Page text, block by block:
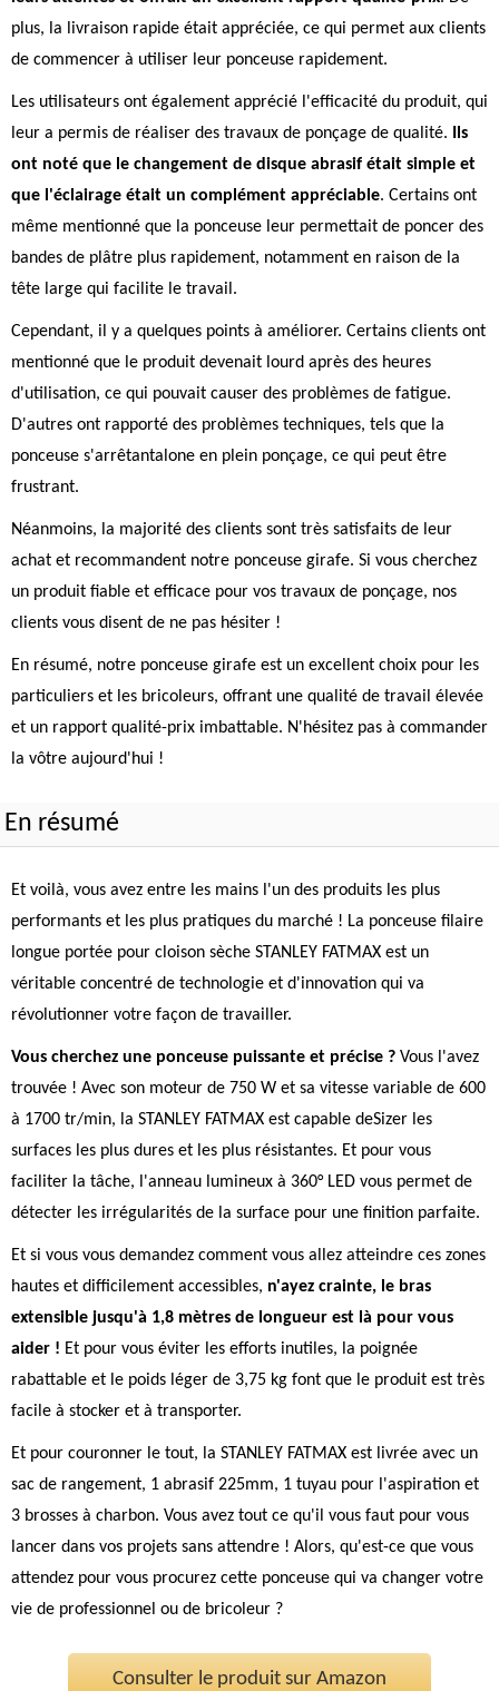
plus, la livraison rapide était appréciée, ce qui permet aux clients
de commencer à utiliser leur ponceuse rapidement.
Les utilisateurs ont également apprécié l'efficacité du produit, qui
leur a permis de réaliser des travaux de ponçage de qualité.
Ils
ont noté que le changement de disque abrasif était simple et
que l'éclairage était un complément appréciable. Certains ont
même mentionné que la ponceuse leur permettait de poncer des
bandes de plâtre plus rapidement, notamment en raison de la
tête large qui facilite le travail.
Cependant, il y a quelques points à améliorer. Certains clients ont
mentionné que le produit devenait lourd après des heures
d'utilisation, ce qui pouvait causer des problèmes de fatigue.
D'autres ont rapporté des problèmes techniques, tels que la
ponceuse s'arrêtantalone en plein ponçage, ce qui peut être
frustrant.
Néanmoins, la majorité des clients sont très satisfaits de leur
achat et recommandent notre ponceuse girafe. Si vous cherchez
un produit fiable et efficace pour vos travaux de ponçage, nos
clients vous disent de ne pas hésiter !
En résumé, notre ponceuse girafe est un excellent choix pour les
particuliers et les bricoleurs, offrant une qualité de travail élevée
et un rapport qualité-prix imbattable. N'hésitez pas à commander
la vôtre aujourd'hui !
En résumé
Et voilà, vous avez entre les mains l'un des produits les plus
performants et les plus pratiques du marché ! La ponceuse filaire
longue portée pour cloison sèche STANLEY FATMAX est un
véritable concentré de technologie et d'innovation qui va
révolutionner votre façon de travailler.
Vous cherchez une ponceuse puissante et précise ? Vous l'avez
trouvée ! Avec son moteur de 750 W et sa vitesse variable de 600
à 1700 tr/min, la STANLEY FATMAX est capable deSizer les
surfaces les plus dures et les plus résistantes. Et pour vous
faciliter la tâche, l'anneau lumineux à 360° LED vous permet de
détecter les irrégularités de la surface pour une finition parfaite.
Et si vous vous demandez comment vous allez atteindre ces zones
hautes et difficilement accessibles, n'ayez crainte, le bras
extensible jusqu'à 1,8 mètres de longueur est là pour vous
aider ! Et pour vous éviter les efforts inutiles, la poignée
rabattable et le poids léger de 3,75 kg font que le produit est très
facile à stocker et à transporter.
Et pour couronner le tout, la STANLEY FATMAX est livrée avec un
sac de rangement, 1 abrasif 225mm, 1 tuyau pour l'aspiration et
3 brosses à charbon. Vous avez tout ce qu'il vous faut pour vous
lancer dans vos projets sans attendre ! Alors, qu'est-ce que vous
attendez pour vous procurez cette ponceuse qui va changer votre
vie de professionnel ou de bricoleur ?
Consulter le produit sur Amazon